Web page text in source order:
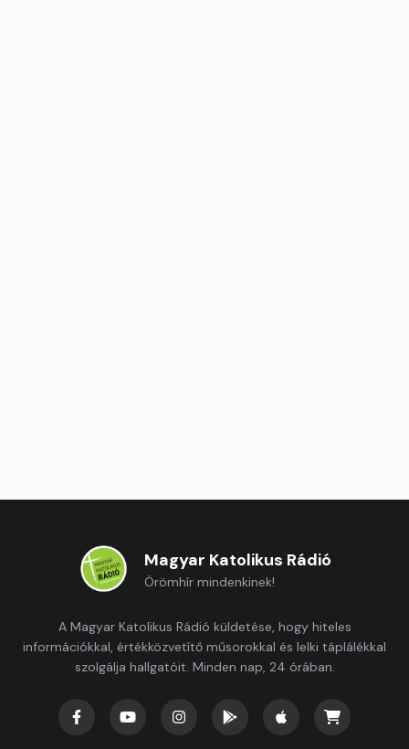
Magyar Katolikus Rádió
Örömhír mindenkinek!
A Magyar Katolikus Rádió küldetése, hogy hiteles
információkkal, értékközvetítő műsorokkal és lelki táplálékkal
szolgálja hallgatóit. Minden nap, 24 órában.